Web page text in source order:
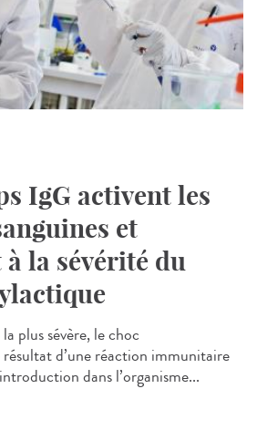
IgG activent les
et
la sévérité du
plus sévère, le choc
d’une réaction immunitaire
dans l’organisme...